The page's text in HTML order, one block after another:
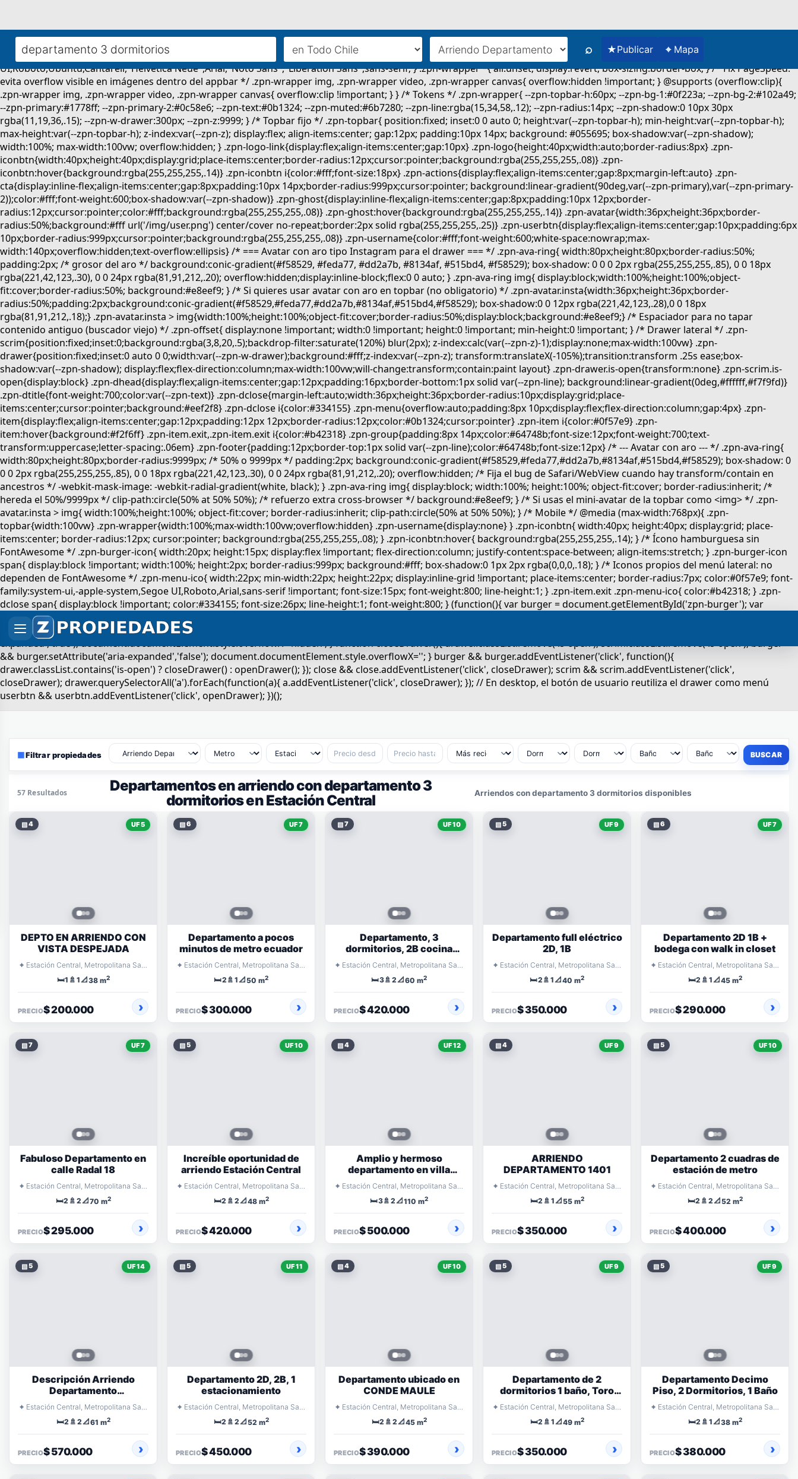
⌕ ★Publicar ⌖ Mapa
▦Filtrar propiedades
57 Resultados
Departamentos en arriendo con departamento 3
dormitorios en Estación Central
Arriendos con departamento 3 dormitorios disponibles
▧4 UF 5
DEPTO EN ARRIENDO CON
VISTA DESPEJADA
⌖ Estación Central, Metropolitana Santiago
🛏️1 🚿 1📐38 m2
PRECIO$ 200.000
▧6 UF 7
Departamento a pocos
minutos de metro ecuador
⌖ Estación Central, Metropolitana Santiago
🛏️2 🚿 1📐50 m2
PRECIO$ 300.000
▧7 UF 10
Departamento, 3
dormitorios, 2B cocina
amoblada
⌖ Estación Central, Metropolitana Santiago
🛏️3🚿 2📐60 m2
PRECIO$ 420.000
▧5 UF 9
Departamento full eléctrico
2D, 1B
⌖ Estación Central, Metropolitana Santiago
🛏️2 🚿 1📐40 m2
PRECIO$ 350.000
▧6 UF 7
Departamento 2D 1B +
bodega con walk in closet
⌖ Estación Central, Metropolitana Santiago
🛏️2 🚿 1📐45 m2
PRECIO$ 290.000
▧7 UF 7
Fabuloso Departamento en
calle Radal 18
⌖ Estación Central, Metropolitana Santiago
🛏️2 🚿 2📐70 m2
PRECIO$ 295.000
▧5 UF 10
Increíble oportunidad de
arriendo Estación Central
⌖ Estación Central, Metropolitana Santiago
🛏️2 🚿 2📐48 m2
PRECIO$ 420.000
▧4 UF 12
Amplio y hermoso
departamento en villa
Portales
⌖ Estación Central, Metropolitana Santiago
🛏️3🚿 2📐110 m2
PRECIO$ 500.000
▧4 UF 9
ARRIENDO
DEPARTAMENTO 1401
⌖ Estación Central, Metropolitana Santiago
🛏️2 🚿 1📐55 m2
PRECIO$ 350.000
▧5 UF 10
Departamento 2 cuadras de
estación de metro
⌖ Estación Central, Metropolitana Santiago
🛏️2 🚿 2📐52 m2
PRECIO$ 400.000
▧5 UF 14
Descripción Arriendo
Departamento
Amoblado,Ecuador
⌖ Estación Central, Metropolitana Santiago
🛏️2 🚿 2📐61 m2
PRECIO$ 570.000
▧5 UF 11
Departamento 2D, 2B, 1
estacionamiento
⌖ Estación Central, Metropolitana Santiago
🛏️2 🚿 2📐52 m2
PRECIO$ 450.000
▧4 UF 10
Departamento ubicado en
CONDE MAULE
⌖ Estación Central, Metropolitana Santiago
🛏️2 🚿 2📐45 m2
PRECIO$ 390.000
▧5 UF 9
Departamento de 2
dormitorios 1 baño, Toro
Mazotte
⌖ Estación Central, Metropolitana Santiago
🛏️2 🚿 1📐49 m2
PRECIO$ 350.000
▧5 UF 9
Departamento Decimo
Piso, 2 Dormitorios, 1 Baño
⌖ Estación Central, Metropolitana Santiago
🛏️2 🚿 1📐38 m2
PRECIO$ 380.000